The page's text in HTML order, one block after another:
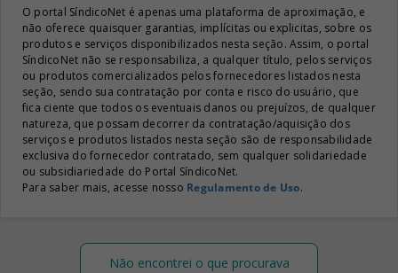
O portal SíndicoNet é apenas uma plataforma de aproximação, e
não oferece quaisquer garantias, implícitas ou explicitas, sobre os
produtos e serviços disponibilizados nesta seção. Assim, o portal
SíndicoNet não se responsabiliza, a qualquer título, pelos serviços
ou produtos comercializados pelos fornecedores listados nesta
seção, sendo sua contratação por conta e risco do usuário, que
fica ciente que todos os eventuais danos ou prejuízos, de qualquer
natureza, que possam decorrer da contratação/aquisição dos
serviços e produtos listados nesta seção são de responsabilidade
exclusiva do fornecedor contratado, sem qualquer solidariedade
ou subsidiariedade do Portal SíndicoNet.
Para saber mais, acesse nosso Regulamento de Uso.
Não encontrei o que procurava